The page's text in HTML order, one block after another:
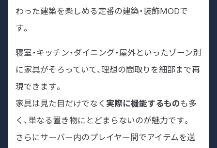
わった建築を楽しめる定番の建築・装飾MODで
す。
寝室・キッチン・ダイニング・屋外といったゾーン別
に家具がそろっていて、理想の間取りを細部まで再
現できます。
家具は見た目だけでなく 実際に機能するものも多
く、単なる置き物にとどまらないのが魅力です。
さらにサーバー内のプレイヤー間でアイテムを送